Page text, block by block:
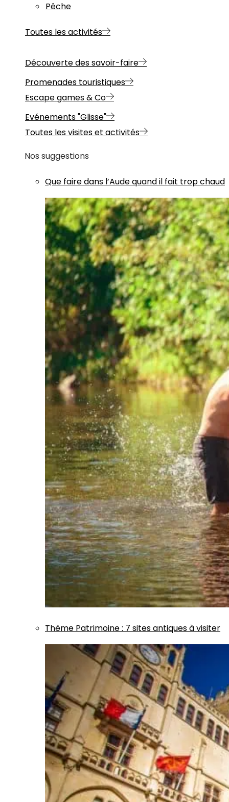
Pêche
Toutes les activités
Découverte des savoir-faire
Promenades touristiques
Escape games & Co
Evénements "Glisse"
Toutes les visites et activités
Nos suggestions
Que faire dans l’Aude quand il fait trop chaud
Thème Patrimoine: 7 sites antiques à visiter